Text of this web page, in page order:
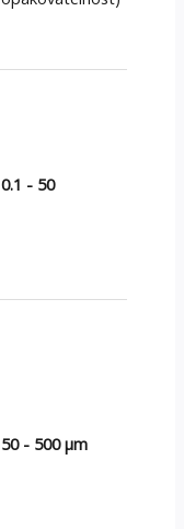
0.1 - 50
50 - 500 μm